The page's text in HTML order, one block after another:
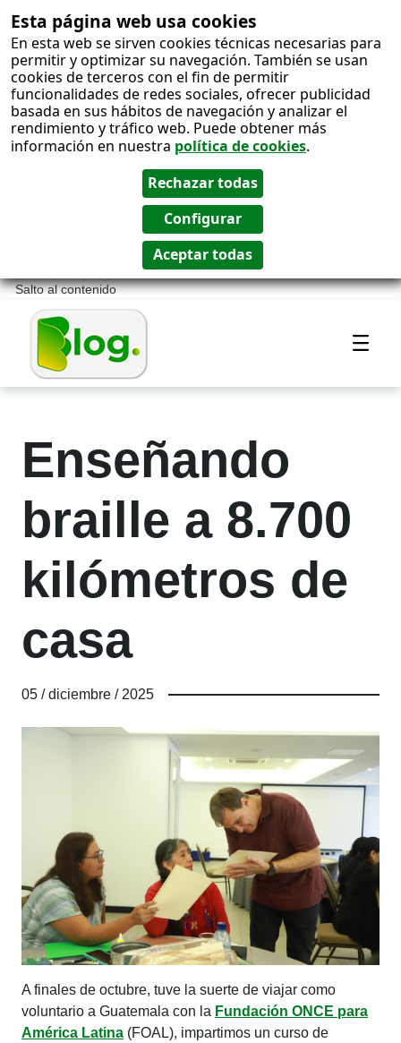
Esta página web usa cookies
En esta web se sirven cookies técnicas necesarias para
permitir y optimizar su navegación. También se usan
cookies de terceros con el fin de permitir
funcionalidades de redes sociales, ofrecer publicidad
basada en sus hábitos de navegación y analizar el
rendimiento y tráfico web. Puede obtener más
información en nuestra política de cookies.
Salto al contenido
Enseñando
braille a 8.700
kilómetros de
casa
05 / diciembre / 2025
A finales de octubre, tuve la suerte de viajar como
voluntario a Guatemala con la Fundación ONCE para
América Latina (FOAL), impartimos un curso de